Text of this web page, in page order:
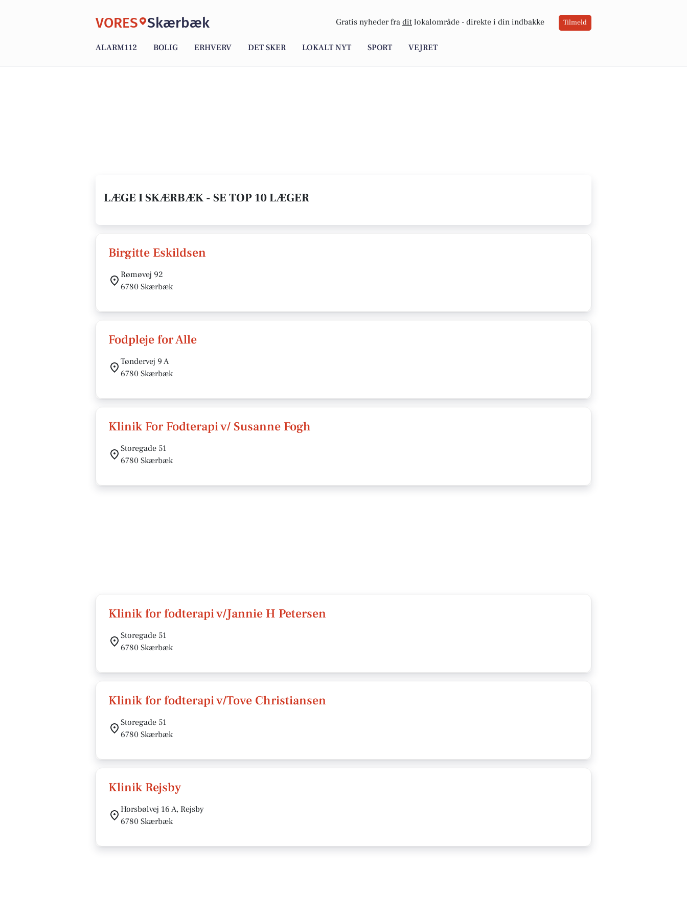
VORES Skærbæk Gratis nyheder fra dit lokalområde - direkte i din indbakke Tilmeld
ALARM112 BOLIG ERHVERV DET SKER LOKALT NYT SPORT VEJRET
LÆGE I SKÆRBÆK - SE TOP 10 LÆGER
Birgitte Eskildsen
Rømøvej 92
6780 Skærbæk
Fodpleje for Alle
Tøndervej 9 A
6780 Skærbæk
Klinik For Fodterapi v/ Susanne Fogh
Storegade 51
6780 Skærbæk
Klinik for fodterapi v/Jannie H Petersen
Storegade 51
6780 Skærbæk
Klinik for fodterapi v/Tove Christiansen
Storegade 51
6780 Skærbæk
Klinik Rejsby
Horsbølvej 16 A, Rejsby
6780 Skærbæk